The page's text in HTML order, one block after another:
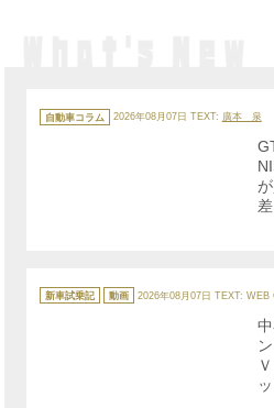
テ
ゴ
自動車コラム 2026年08月07日 TEXT: 廣本 泉
テ
ゴ
新車試乗記 動画 2026年08月07日 TEXT: WEB